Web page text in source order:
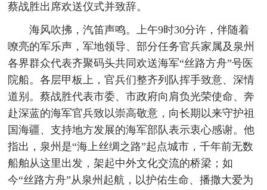
蔡战胜出席欢送仪式并致辞。
海风吹拂，汽笛声鸣。上午9时30分许，伴随着
嘹亮的军乐声，军地领导、部分任务官兵家属及泉州
各界群众代表齐聚码头共同欢送海军“丝路方舟”号医
院船。各层甲板上，官兵们整齐列队挥手致意、深情
道别。蔡战胜代表市委、市政府向肩负光荣使命、奔
赴深蓝的海军官兵致以崇高敬意，向长期以来守护祖
国海疆、支持地方发展的海军部队表示衷心感谢。他
指出，泉州是“海上丝绸之路”起点城市，千年前无数
船舶从这里出发，架起中外文化交流的桥梁；如
今“丝路方舟”从泉州起航，以护佑生命、播撒大爱为